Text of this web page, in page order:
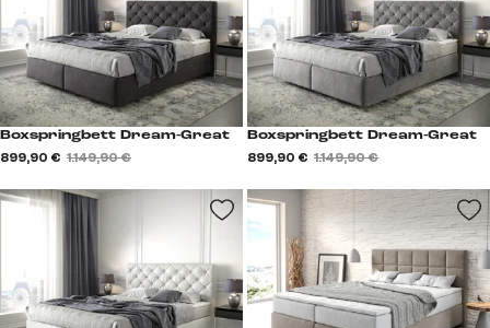
Boxspringbett Dream-Great
899,90 € 1.149,90 €
Boxspringbett Dream-Great
899,90 € 1.149,90 €